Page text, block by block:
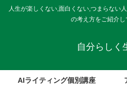
人生が楽しくない,面白くない,つまらない
の考え方をご紹介し
自分らしく
AIライティング個別講座